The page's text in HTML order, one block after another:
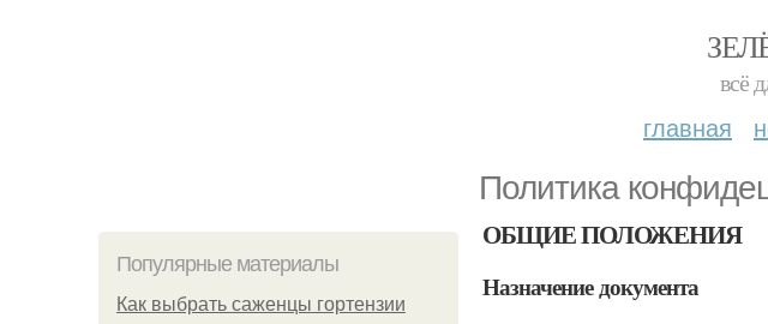
всё
главная
Политика
Популярные материалы
Как выбрать саженцы гортензии
ОБЩИЕ ПОЛОЖЕНИЯ
Назначение документа